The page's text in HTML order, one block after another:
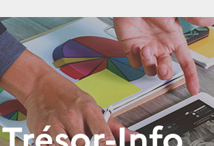
Trésor-Info